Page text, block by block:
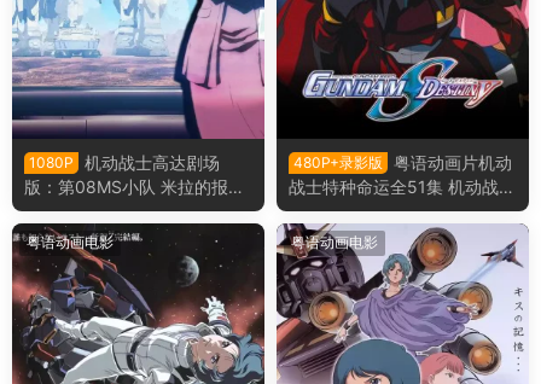
1080P
机动战士高达剧场
版：第08MS小队 米拉的报告
书 机动战士高达剧场版：第0
8MS小队 米娜的报告粤语版
480P+录影版
粤语动画片机动
战士特种命运全51集 机动战士
高达SEED DESTINY粤语版
粤语动画电影 粤语动画电影